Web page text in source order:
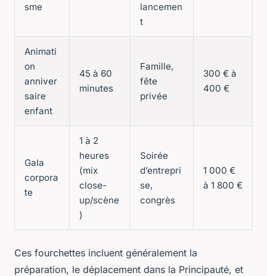
sme
lancemen
t
Animati
on
anniver
saire
enfant
45 à 60
minutes
Famille,
fête
privée
300 € à
400 €
Gala
corpora
te
1 à 2
heures
(mix
close-
up/scène
)
Soirée
d’entrepri
se,
congrès
1 000 €
à 1 800 €
Ces fourchettes incluent généralement la
préparation, le déplacement dans la Principauté, et